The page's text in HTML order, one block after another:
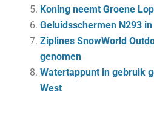
Koning neemt Groene
Geluidsschermen N293
Ziplines SnowWorld
genomen
Watertappunt in gebruik
West